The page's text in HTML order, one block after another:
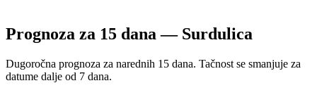
Prognoza za 15 dana — Surdulica
Dugoročna prognoza za narednih 15 dana. Tačnost se smanjuje za
datume dalje od 7 dana.